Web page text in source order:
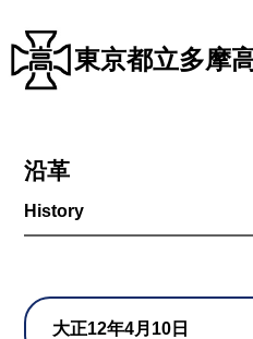
東京都立多摩
沿革
大正12年4月10日